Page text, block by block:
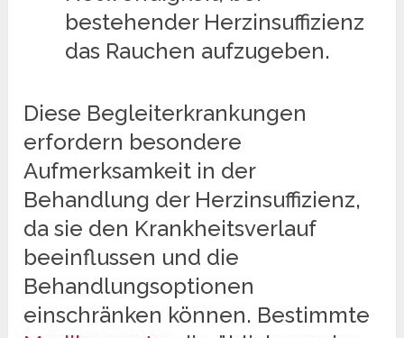
bestehender Herzinsuffizienz
das Rauchen aufzugeben.
Diese Begleiterkrankungen
erfordern besondere
Aufmerksamkeit in der
Behandlung der Herzinsuffizienz,
da sie den Krankheitsverlauf
beeinflussen und die
Behandlungsoptionen
einschränken können. Bestimmte